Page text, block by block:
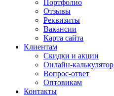
Портфолио
Отзывы
Реквизиты
Вакансии
Карта сайта
Клиентам
Скидки и акции
Онлайн-калькулятор
Вопрос-ответ
Оптовикам
Контакты